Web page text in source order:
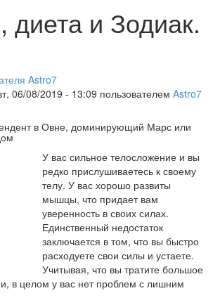
диета и Зодиак.
06/08/2019 - 13:09 пользователем Astro7
в Овне, доминирующий Марс или
У вас сильное телосложение и вы
редко прислушиваетесь к своему
телу. У вас хорошо развиты
мышцы, что придает вам
уверенность в своих силах.
Единственный недостаток
заключается в том, что вы быстро
расходуете свои силы и устаете.
Учитывая, что вы тратите большое
в целом у вас нет проблем с лишним